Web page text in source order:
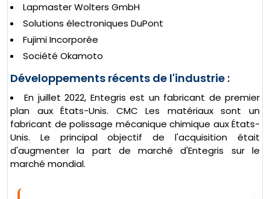
Lapmaster Wolters GmbH
Solutions électroniques DuPont
Fujimi Incorporée
Société Okamoto
Développements récents de l'industrie :
En juillet 2022, Entegris est un fabricant de premier
plan aux États-Unis. CMC Les matériaux sont un
fabricant de polissage mécanique chimique aux États-
Unis. Le principal objectif de l'acquisition était
d'augmenter la part de marché d'Entegris sur le
marché mondial.